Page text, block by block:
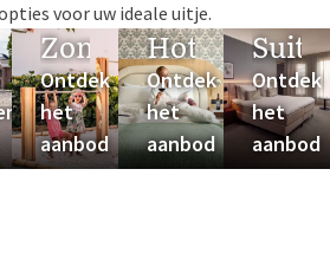
voor uw ideale uitje.
Zomervakantie
Ontdek
het
aanbod
Ontdek
het
aanbod
Ontdek
het
aanbod